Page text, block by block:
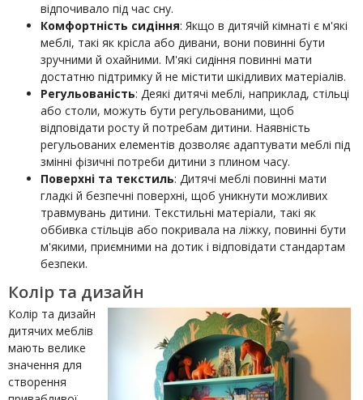
відпочивало під час сну.
Комфортність сидіння: Якщо в дитячій кімнаті є м'які
меблі, такі як крісла або дивани, вони повинні бути
зручними й охайними. М'які сидіння повинні мати
достатню підтримку й не містити шкідливих матеріалів.
Регульованість: Деякі дитячі меблі, наприклад, стільці
або столи, можуть бути регульованими, щоб
відповідати росту й потребам дитини. Наявність
регульованих елементів дозволяє адаптувати меблі під
змінні фізичні потреби дитини з плином часу.
Поверхні та текстиль: Дитячі меблі повинні мати
гладкі й безпечні поверхні, щоб уникнути можливих
травмувань дитини. Текстильні матеріали, такі як
оббивка стільців або покривала на ліжку, повинні бути
м'якими, приємними на дотик і відповідати стандартам
безпеки.
Колір та дизайн
Колір та дизайн
дитячих меблів
мають велике
значення для
створення